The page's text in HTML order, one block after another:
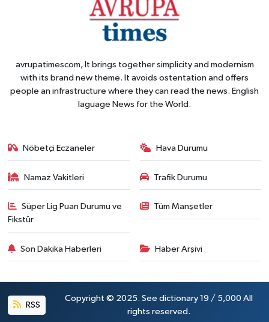
avrupatimescom, It brings together simplicity and modernism
with its brand new theme. It avoids ostentation and offers
people an infrastructure where they can read the news. English
laguage News for the World.
Nöbetçi Eczaneler Hava Durumu
Namaz Vakitleri Trafik Durumu
Süper Lig Puan Durumu ve
Fikstür
Tüm Manşetler
Son Dakika Haberleri Haber Arşivi
RSS
Copyright © 2025. See dictionary 19 / 5,000 All
rights reserved.